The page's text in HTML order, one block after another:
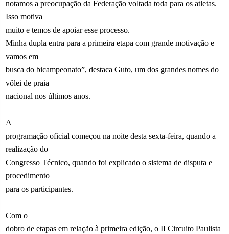
notamos a preocupação da Federação voltada toda para os atletas.
Isso motiva
muito e temos de apoiar esse processo.
Minha dupla entra para a primeira etapa com grande motivação e
vamos em
busca do bicampeonato”, destaca Guto, um dos grandes nomes do
vôlei de praia
nacional nos últimos anos.
A
programação oficial começou na noite desta sexta-feira, quando a
realização do
Congresso Técnico, quando foi explicado o sistema de disputa e
procedimento
para os participantes.
Com o
dobro de etapas em relação à primeira edição, o II Circuito Paulista